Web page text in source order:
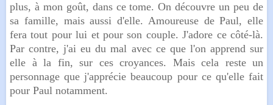
plus, à mon goût, dans ce tome. On découvre un peu de
sa famille, mais aussi d'elle. Amoureuse de Paul, elle
fera tout pour lui et pour son couple. J'adore ce côté-là.
Par contre, j'ai eu du mal avec ce que l'on apprend sur
elle à la fin, sur ces croyances. Mais cela reste un
personnage que j'apprécie beaucoup pour ce qu'elle fait
pour Paul notamment.